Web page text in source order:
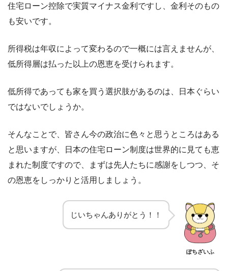
住宅ローン控除で実質マイナス金利ですし、金利そのもの
も安いです。
所得税は年収によって変わるので一概には言えませんが、
低所得層は払った以上の恩恵を受けられます。
低所得であっても家を買う選択肢があるのは、日本ぐらい
ではないでしょうか。
そんなことで、皆さん今の政治に色々と思うところはある
と思いますが、日本の住宅ローン制度は世界的に見ても恵
まれた制度ですので、まずは先人たちに感謝をしつつ、そ
の恩恵をしっかりと活用しましょう。
じいちゃんありがとう！！
ぽちざいふ